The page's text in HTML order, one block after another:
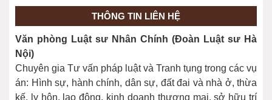
Giới hạn việc thực hiện quyền dân sự
(Điều 10)
THÔNG TIN LIÊN HỆ
Văn phòng Luật sư Nhân Chính (Đoàn Luật sư Hà
Nội)
Chuyên gia Tư vấn pháp luật và Tranh tụng trong các vụ
án: Hình sự, hành chính, dân sự, đất đai và nhà ở, thừa
kế, ly hôn, lao động, kinh doanh thương mại, sở hữu trí